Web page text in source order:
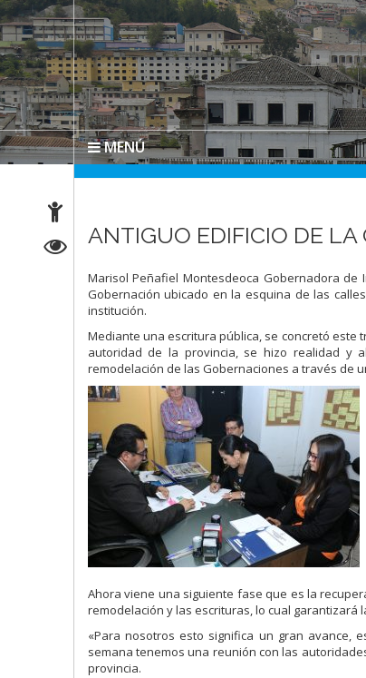
MENÚ
ANTIGUO EDIFICIO DE LA
Marisol Peñafiel Montesdeoca Gobernadora
Gobernación ubicado en la esquina de las
institución.
Mediante una escritura pública, se concretó este
autoridad de la provincia, se hizo realidad y
remodelación de las Gobernaciones a través de
Ahora viene una siguiente fase que es la
remodelación y las escrituras, lo cual garantizará
«Para nosotros esto significa un gran avance,
semana tenemos una reunión con las
provincia.